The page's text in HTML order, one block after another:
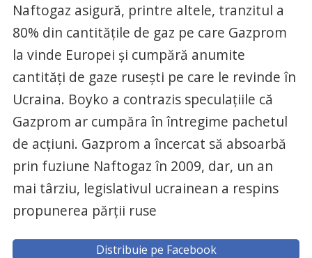
Naftogaz asigură, printre altele, tranzitul a
80% din cantitățile de gaz pe care Gazprom
la vinde Europei și cumpără anumite
cantități de gaze rusești pe care le revinde în
Ucraina. Boyko a contrazis speculațiile că
Gazprom ar cumpăra în întregime pachetul
de acțiuni. Gazprom a încercat să absoarbă
prin fuziune Naftogaz în 2009, dar, un an
mai târziu, legislativul ucrainean a respins
propunerea părții ruse
Distribuie pe Facebook